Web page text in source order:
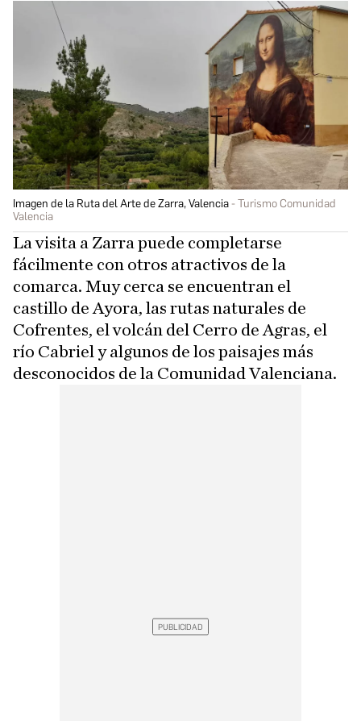
Imagen de la Ruta del Arte de Zarra, Valencia
Turismo Comunidad
Valencia
La visita a Zarra puede completarse
fácilmente con otros atractivos de la
comarca. Muy cerca se encuentran el
castillo de Ayora, las rutas naturales de
Cofrentes, el volcán del Cerro de Agras, el
río Cabriel y algunos de los paisajes más
desconocidos de la Comunidad Valenciana.